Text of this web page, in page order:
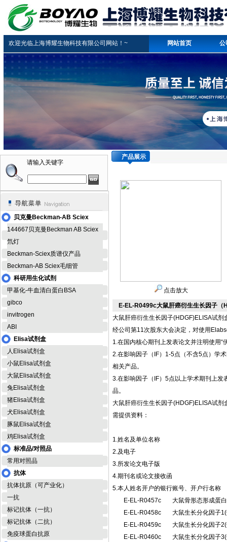
欢迎光临上海博耀生物科技有限公司网站！~ 网站首页 公
请输入关键字
贝克曼Beckman-AB Sciex
144667贝克曼Beckman AB Sciex
氘灯
Beckman-Sciex质谱仪产品
Beckman-AB Sciex毛细管
科研用生化试剂
甲基化-牛血清白蛋白BSA
gibco
invitrogen
ABI
Elisa试剂盒
人Elisa试剂盒
小鼠Elisa试剂盒
大鼠Elisa试剂盒
兔Elisa试剂盒
猪Elisa试剂盒
犬Elisa试剂盒
豚鼠Elisa试剂盒
鸡Elisa试剂盒
标准品/对照品
常用对照品
抗体
抗体抗原（可产业化）
一抗
标记抗体（一抗）
标记抗体（二抗）
免疫球蛋白抗原
产品展示
点击放大
E-EL-R0499c大鼠肝癌衍生生长因子（
大鼠肝癌衍生生长因子(HDGF)ELISA试剂
经公司第11次股东大会决定，对使用
1.在国内核心期刊上发表论文并注明使用
2.在影响因子（IF）1-5点（不含5点）学
相关产品。
3.在影响因子（IF）5点以上学术期刊上
品。
大鼠肝癌衍生生长因子(HDGF)ELISA试剂
需提供资料：
1.姓名及单位名称
2.及电子
3.所发论文电子版
4.期刊名或论文接收函
5.本人姓名开户的银行账号、开户行名称
E-EL-R0457c
大鼠骨形态形成蛋
E-EL-R0458c
大鼠生长分化因子
E-EL-R0459c
大鼠生长分化因子
E-EL-R0460c
大鼠生长分化因子